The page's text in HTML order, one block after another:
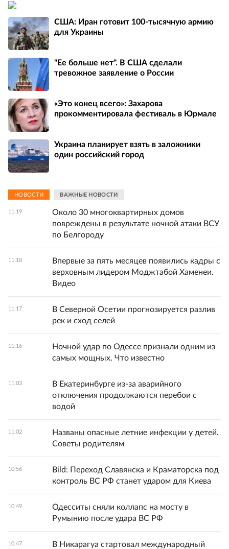
США: Иран готовит 100-тысячную армию
для Украины
"Ее больше нет". В США сделали
тревожное заявление о России
«Это конец всего»: Захарова
прокомментировала фестиваль в Юрмале
Украина планирует взять в заложники
один российский город
НОВОСТИ ВАЖНЫЕ НОВОСТИ
11:19
Около 30 многоквартирных домов
повреждены в результате ночной атаки ВСУ
по Белгороду
11:18
Впервые за пять месяцев появились кадры с
верховным лидером Моджтабой Хаменеи.
Видео
11:17
В Северной Осетии прогнозируется разлив
рек и сход селей
11:16
Ночной удар по Одессе признали одним из
самых мощных. Что известно
11:03
В Екатеринбурге из-за аварийного
отключения продолжаются перебои с
водой
11:02
Названы опасные летние инфекции у детей.
Советы родителям
10:56
Bild: Переход Славянска и Краматорска под
контроль ВС РФ станет ударом для Киева
10:49
Одесситы сняли коллапс на мосту в
Румынию после удара ВС РФ
10:47
В Никарагуа стартовал международный